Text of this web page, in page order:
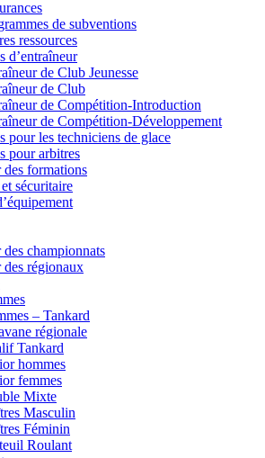
de subventions
ressources
d’entraîneur
de Club Jeunesse
de Club
de Compétition-Introduction
de Compétition-Développement
pour les techniciens de glace
pour arbitres
des formations
sécuritaire
championnats
des régionaux
– Tankard
régionale
Tankard
hommes
femmes
Mixte
Masculin
Féminin
Roulant